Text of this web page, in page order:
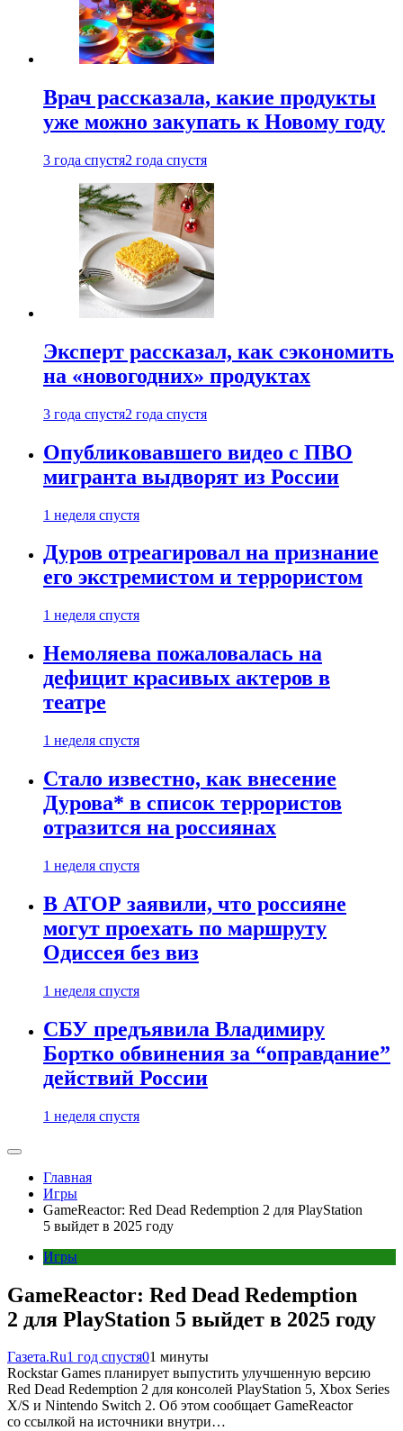
Врач рассказала, какие продукты
уже можно закупать к Новому году
3 года спустя2 года спустя
Эксперт рассказал, как сэкономить
на «новогодних» продуктах
3 года спустя2 года спустя
Опубликовавшего видео с ПВО
мигранта выдворят из России
1 неделя спустя
Дуров отреагировал на признание
его экстремистом и террористом
1 неделя спустя
Немоляева пожаловалась на
дефицит красивых актеров в
театре
1 неделя спустя
Стало известно, как внесение
Дурова* в список террористов
отразится на россиянах
1 неделя спустя
В АТОР заявили, что россияне
могут проехать по маршруту
Одиссея без виз
1 неделя спустя
СБУ предъявила Владимиру
Бортко обвинения за “оправдание”
действий России
1 неделя спустя
Главная
Игры
GameReactor: Red Dead Redemption 2 для PlayStation
5 выйдет в 2025 году
Игры
GameReactor: Red Dead Redemption
2 для PlayStation 5 выйдет в 2025 году
Газета.Ru1 год спустя01 минуты
Rockstar Games планирует выпустить улучшенную версию
Red Dead Redemption 2 для консолей PlayStation 5, Xbox Series
X/S и Nintendo Switch 2. Об этом сообщает GameReactor
со ссылкой на источники внутри…